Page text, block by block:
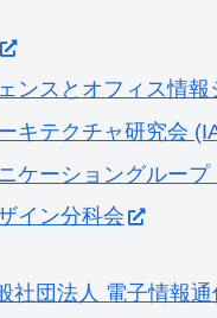
ンスとオフィス情
キテクチャ研究会
ケーショングループ
イン分科会
社団法人 電子情報